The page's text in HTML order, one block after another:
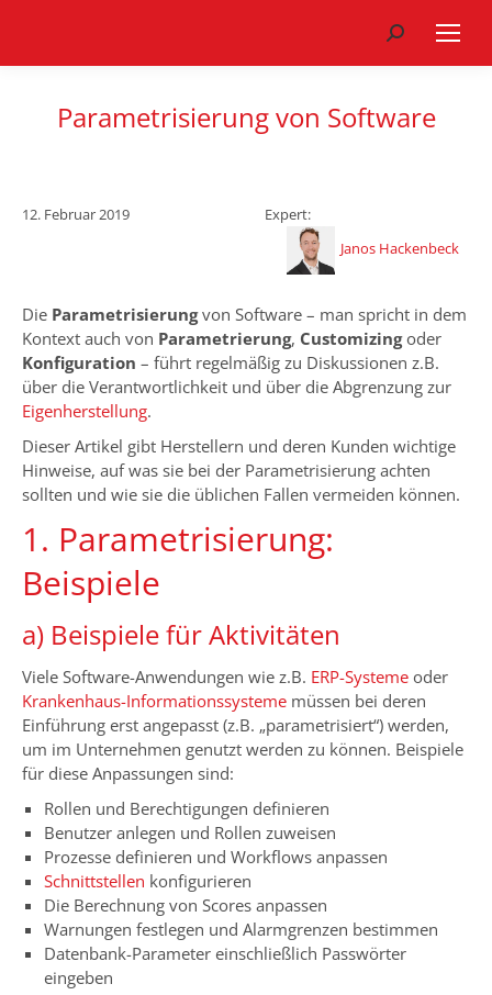
Search:
Parametrisierung von Software
12. Februar 2019
Expert:
Janos Hackenbeck
Die Parametrisierungvon Software – man spricht in dem
Kontext auch von Parametrierung, Customizingoder
Konfiguration – führt regelmäßig zu Diskussionen z.B.
über die Verantwortlichkeit und über die Abgrenzung zur
Eigenherstellung.
Dieser Artikel gibt Herstellern und deren Kunden wichtige
Hinweise, auf was sie bei der Parametrisierung achten
sollten und wie sie die üblichen Fallen vermeiden können.
1. Parametrisierung:
Beispiele
a) Beispiele für Aktivitäten
Viele Software-Anwendungen wie z.B. ERP-Systeme oder
Krankenhaus-Informationssysteme müssen bei deren
Einführung erst angepasst (z.B. „parametrisiert“) werden,
um im Unternehmen genutzt werden zu können. Beispiele
für diese Anpassungen sind:
Rollen und Berechtigungen definieren
Benutzer anlegen und Rollen zuweisen
Prozesse definieren und Workflows anpassen
Schnittstellen konfigurieren
Die Berechnung von Scores anpassen
Warnungen festlegen und Alarmgrenzen bestimmen
Datenbank-Parameter einschließlich Passwörter
eingeben